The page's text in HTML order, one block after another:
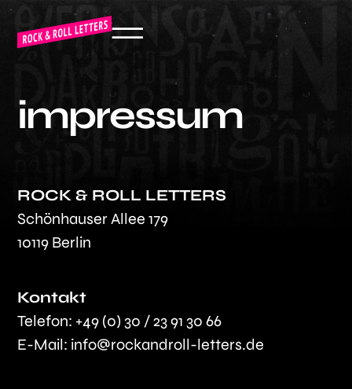
impressum
ROCK & ROLL LETTERS
Schönhauser Allee 179
10119 Berlin
Kontakt
Telefon: +49 (0) 30 / 23 91 30 66
E-Mail: info@rockandroll-letters.de